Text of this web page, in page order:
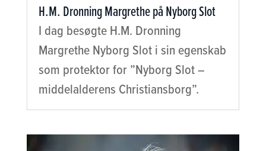
H.M. Dronning Margrethe på Nyborg Slot
I dag besøgte H.M. Dronning
Margrethe Nyborg Slot i sin egenskab
som protektor for ”Nyborg Slot –
middelalderens Christiansborg”.